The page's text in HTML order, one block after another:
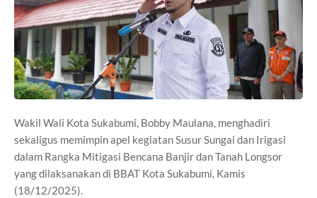
Wakil Wali Kota Sukabumi, Bobby Maulana, menghadiri
sekaligus memimpin apel kegiatan Susur Sungai dan Irigasi
dalam Rangka Mitigasi Bencana Banjir dan Tanah Longsor
yang dilaksanakan di BBAT Kota Sukabumi, Kamis
(18/12/2025).